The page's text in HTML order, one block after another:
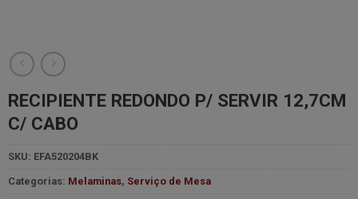
RECIPIENTE REDONDO P/ SERVIR 12,7CM
C/ CABO
SKU: EFA520204BK
Categorias: Melaminas, Serviço de Mesa